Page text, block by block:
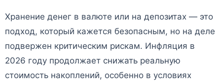
Хранение денег в валюте или на депозитах — это
подход, который кажется безопасным, но на деле
подвержен критическим рискам. Инфляция в
2026 году продолжает снижать реальную
стоимость накоплений, особенно в условиях